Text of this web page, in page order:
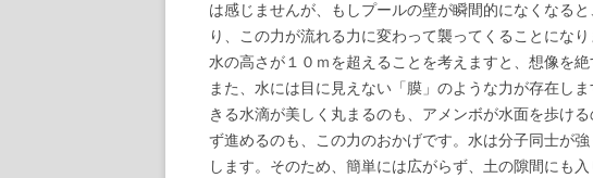
は感じませんが、もしプールの壁が瞬間的になくなる
り、この力が流れる力に変わって襲ってくることにな
水の高さが１０ｍを超えることを考えますと、想像を絶
また、水には目に見えない「膜」のような力が存在し
きる水滴が美しく丸まるのも、アメンボが水面を歩け
ず進めるのも、この力のおかげです。水は分子同士が
します。そのため、簡単には広がらず、土の隙間にも入